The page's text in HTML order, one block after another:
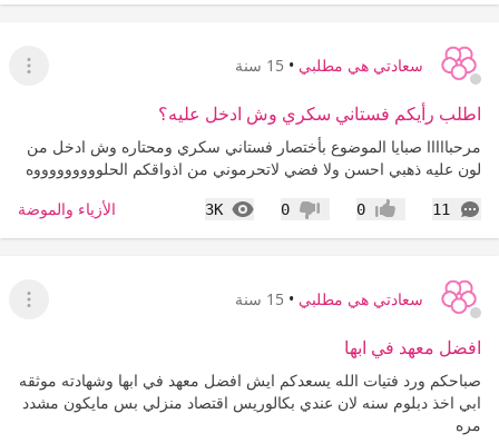
سعادتي هي مطلبي • 15 سنة
عرض
اطلب رأيكم فستاني سكري وش ادخل عليه؟
مرحبااااا صبايا الموضوع بأختصار فستاني سكري ومحتاره وش ادخل من
لون عليه ذهبي احسن ولا فضي لاتحرموني من اذواقكم الحلوووووووووه
11
التعليقات إعجاب0 عدم إعجاب
0
3K
المشاهدات الأزياء والموضة
سعادتي هي مطلبي • 15 سنة
عرض
افضل معهد في ابها
صباحكم ورد فتيات الله يسعدكم ايش افضل معهد في ابها وشهادته موثقه
ابي اخذ دبلوم سنه لان عندي بكالوريس اقتصاد منزلي بس مايكون مشدد
مره